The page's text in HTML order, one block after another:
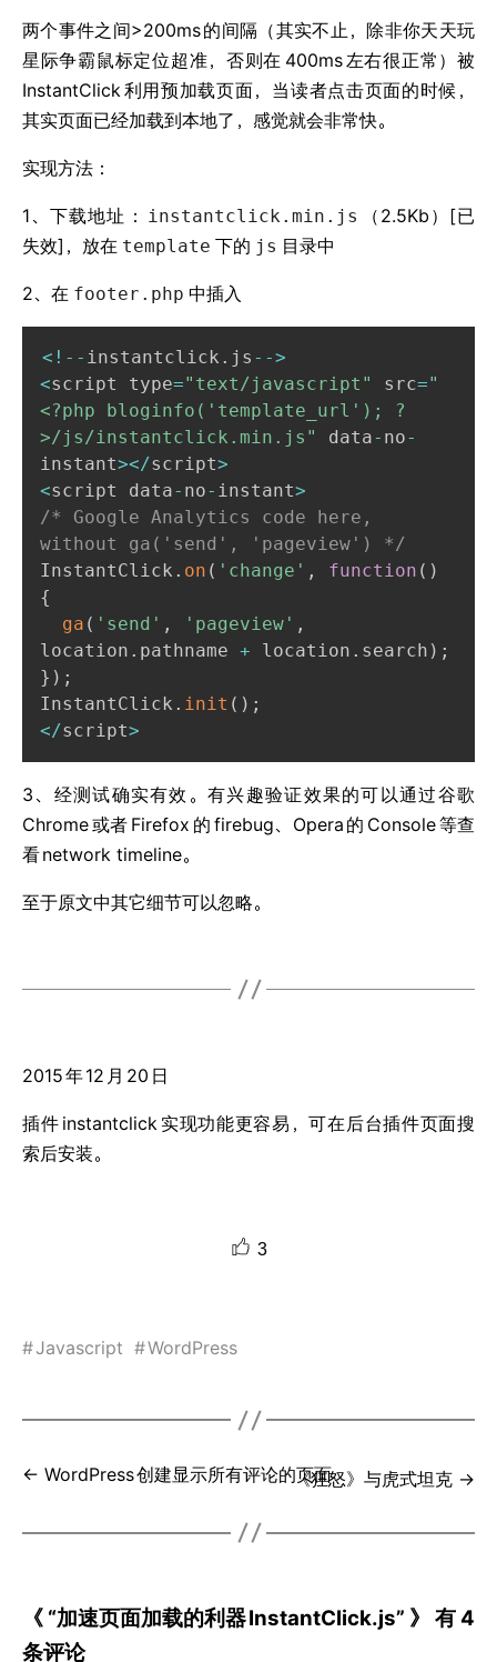
两个事件之间>200ms的间隔（其实不止，除非你天天玩
星际争霸鼠标定位超准，否则在 400ms 左右很正常）被
InstantClick 利用预加载页面，当读者点击页面的时候，
其实页面已经加载到本地了，感觉就会非常快。
实现方法：
1、下载地址： instantclick.min.js
（2.5Kb）[已
失效]，放在 template 下的 js 目录中
2、在 footer.php 中插入
< ! -- instantclick . js -->
<script type="text/javascript" src="
<?php bloginfo('template_url'); ?
>/js/instantclick.min.js"
data- no-
instant></script>
<script data- no- instant>
/* Google Analytics code here,
without ga('send', 'pageview') */
InstantClick . on ( 'change' , function ( )
{
ga ( 'send' , 'pageview' ,
location . pathname + location . search ) ;
} ) ;
InstantClick . init ( ) ;
</script>
3、经测试确实有效。有兴趣验证效果的可以通过谷歌
Chrome或者 Firefox 的 firebug、Opera 的 Console等查
看network timeline。
至于原文中其它细节可以忽略。
2015年12 月 20 日
插件 instantclick 实现功能更容易，可在后台插件页面搜
索后安装。
3
#Javascript #WordPress
← WordPress创建显示所有评论的页面
《狂怒》与虎式坦克 →
《 “加速页面加载的利器InstantClick.js” 》 有 4
条评论